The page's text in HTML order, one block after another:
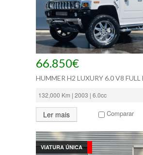
66.850€
HUMMER H2 LUXURY 6.0 V8 FULL
132,000 Km | 2003 | 6.0cc
Ler mais Comparar
VIATURA ÚNICA